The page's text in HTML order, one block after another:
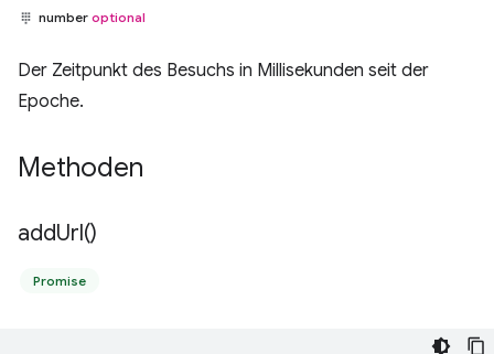
number optional
Der Zeitpunkt des Besuchs in Millisekunden seit der
Epoche.
Methoden
addUrl()
Promise